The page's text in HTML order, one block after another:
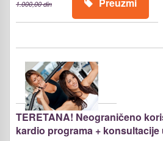
1.000,00 din
TERETANA! Neograničeno
kardio programa + konsultacije